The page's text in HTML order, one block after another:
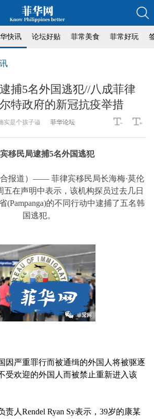
快讯 论坛好贴 菲常美食 菲常好玩
捕5名外国逃犯//八成菲律
特政府的新冠抗疫举措
实是个孩子谥 菲华论坛
移民局逮捕5名外国逃犯
报道）—— 菲律宾移民局长海梅·莫伦
五在声明中表示，该机构探员过去几日
(Pampanga)的不同行动中逮捕了五名韩
国逃犯。
因严重罪行而被通缉的外国人将被驱逐
受欢迎的外国人而被禁止重新进入该
责人Rendel Ryan Sy表示，39岁的康某